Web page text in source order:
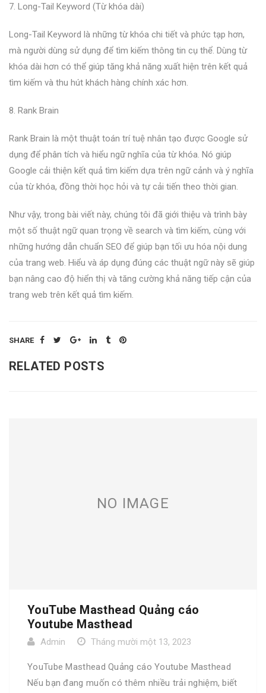
7. Long-Tail Keyword (Từ khóa dài)
Long-Tail Keyword là những từ khóa chi tiết và phức tạp hơn,
mà người dùng sử dụng để tìm kiếm thông tin cụ thể. Dùng từ
khóa dài hơn có thể giúp tăng khả năng xuất hiện trên kết quả
tìm kiếm và thu hút khách hàng chính xác hơn.
8. Rank Brain
Rank Brain là một thuật toán trí tuệ nhân tạo được Google sử
dụng để phân tích và hiểu ngữ nghĩa của từ khóa. Nó giúp
Google cải thiện kết quả tìm kiếm dựa trên ngữ cảnh và ý nghĩa
của từ khóa, đồng thời học hỏi và tự cải tiến theo thời gian.
Như vậy, trong bài viết này, chúng tôi đã giới thiệu và trình bày
một số thuật ngữ quan trọng về search và tìm kiếm, cùng với
những hướng dẫn chuẩn SEO để giúp bạn tối ưu hóa nội dung
của trang web. Hiểu và áp dụng đúng các thuật ngữ này sẽ giúp
bạn nâng cao độ hiển thị và tăng cường khả năng tiếp cận của
trang web trên kết quả tìm kiếm.
SHARE
RELATED POSTS
NO IMAGE
YouTube Masthead Quảng cáo
Youtube Masthead
Admin Tháng mười một 13, 2023
YouTube Masthead Quảng cáo Youtube Masthead
Nếu bạn đang muốn có thêm nhiều trải nghiệm, biết